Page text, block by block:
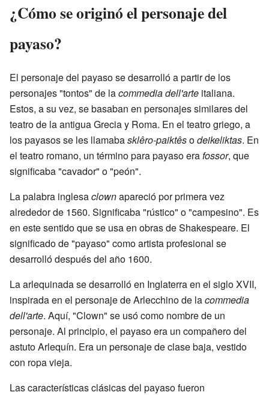
¿Cómo se originó el personaje del
payaso?
El personaje del payaso se desarrolló a partir de los
personajes "tontos" de lacommedia dell'arte italiana.
Estos, a su vez, se basaban en personajes similares del
teatro de la antigua Grecia y Roma. En el teatro griego, a
los payasos se les llamabasklêro-paiktêsodeikeliktas. En
el teatro romano, un término para payaso era fossor, que
significaba "cavador" o "peón".
La palabra inglesaclownapareció por primera vez
alrededor de 1560. Significaba "rústico" o "campesino". Es
en este sentido que se usa en obras de Shakespeare. El
significado de "payaso" como artista profesional se
desarrolló después del año 1600.
La arlequinada se desarrolló en Inglaterra en el siglo XVII,
inspirada en el personaje de Arlecchino de lacommedia
dell'arte. Aquí, "Clown" se usó como nombre de un
personaje. Al principio, el payaso era un compañero del
astuto Arlequín. Era un personaje de clase baja, vestido
con ropa vieja.
Las características clásicas del payaso fueron